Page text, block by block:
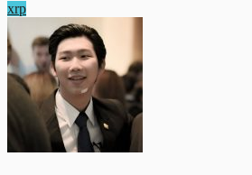
xrp